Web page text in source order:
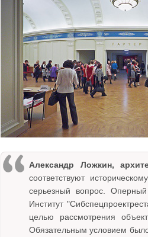
Александр Ложкин,
соответствуют
серьезный вопрос.
Институт
целью рассмотрения
Обязательным условием